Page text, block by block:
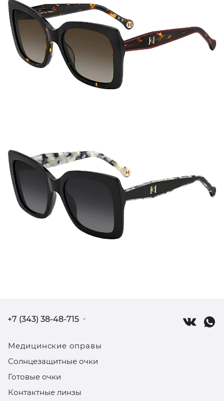
Медицинские оправы
Солнцезащитные очки
Готовые очки
Контактные линзы
+7 (343) 38-48-715